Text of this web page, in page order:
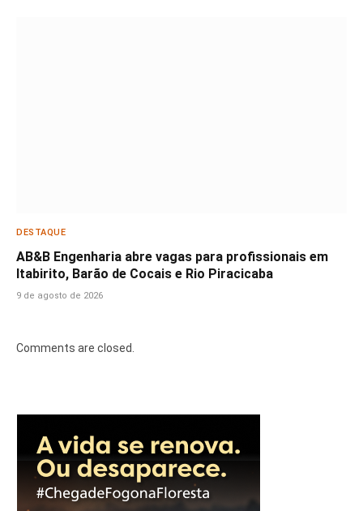
DESTAQUE
AB&B Engenharia abre vagas para profissionais em
Itabirito, Barão de Cocais e Rio Piracicaba
9 de agosto de 2026
Comments are closed.